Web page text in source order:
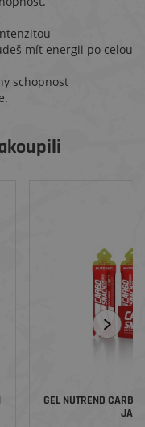
mít energii po celou
schopnost
GEL NUTREND